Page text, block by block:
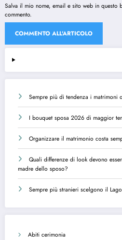
Salva il mio nome, email e sito web in questo
commento.
Sempre più di tendenza i matrimoni
I bouquet sposa 2026 di maggior
Organizzare il matrimonio costa
Quali differenze di look devono
madre dello sposo?
Sempre più stranieri scelgono il
Abiti cerimonia